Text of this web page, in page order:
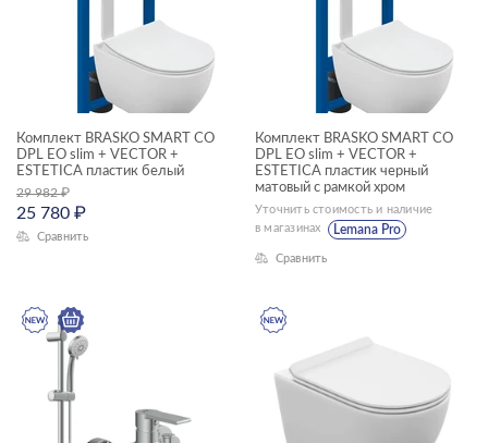
ГАБАРИТЫ
Ширина, см
Высота, см
Комплект BRASKO SMART CO
DPL EO slim + VECTOR +
ESTETICA пластик белый
29 982₽
25 780 ₽
Сравнить
Комплект BRASKO SMART CO
DPL EO slim + VECTOR +
ESTETICA пластик черный
матовый с рамкой хром
Уточнить стоимость и наличие
в магазинах
Lemana Pro
Сравнить